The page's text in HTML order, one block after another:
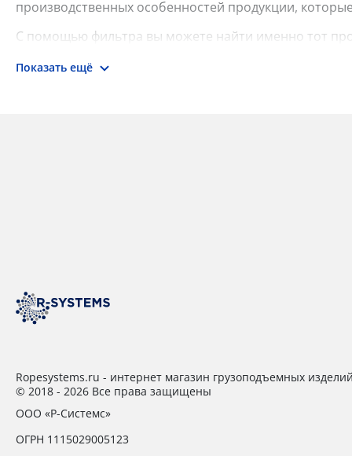
производственных особенностей продукции,
С помощью фильтра вы можете найти именно тот
Показать ещё
Ropesystems.ru - интернет магазин грузоподъемных
© 2018 - 2026 Все права защищены
ООО «Р-Системс»
ОГРН 1115029005123